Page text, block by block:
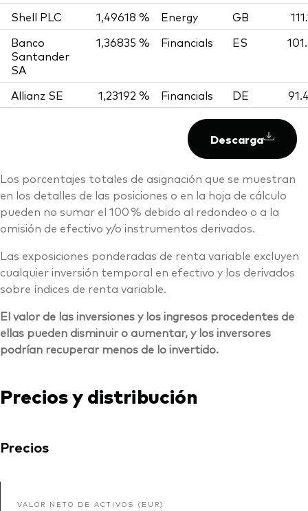
Shell PLC
1,49618 % Energy GB
Banco
Santander
SA
1,36835 % Financials ES
Allianz SE 1,23192 % Financials DE
Descarga
Los porcentajes totales de asignación que se muestran
en los detalles de las posiciones o en la hoja de cálculo
pueden no sumar el 100 % debido al redondeo o a la
omisión de efectivo y/o instrumentos derivados.
Las exposiciones ponderadas de renta variable excluyen
cualquier inversión temporal en efectivo y los derivados
sobre índices de renta variable.
El valor de las inversiones y los ingresos procedentes de
ellas pueden disminuir o aumentar, y los inversores
podrían recuperar menos de lo invertido.
Precios y distribución
Precios
VALOR NETO DE ACTIVOS (EUR)